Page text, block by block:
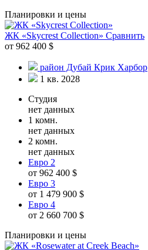
Планировки и цены
ЖК «Skycrest Collection» Сравнить
от 962 400 $
район Дубай Крик Харбор
1 кв. 2028
Студия
нет данных
1 комн.
нет данных
2 комн.
нет данных
Евро 2
от 962 400 $
Евро 3
от 1 479 900 $
Евро 4
от 2 660 700 $
Планировки и цены